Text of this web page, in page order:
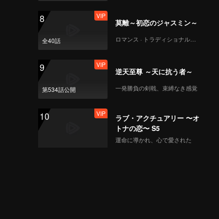
8
全40話
VIP
莫離～初恋のジャスミン～
ロマンス · トラディショナル・コスチューム
9
第534話公開
VIP
逆天至尊 ～天に抗う者～
一発勝負の剣戟、束縛なき感覚
10 VIP
ラブ・アクチュアリー 〜オ
トナの恋〜 S5
運命に導かれ、心で愛された